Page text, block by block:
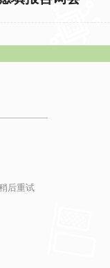
后重试